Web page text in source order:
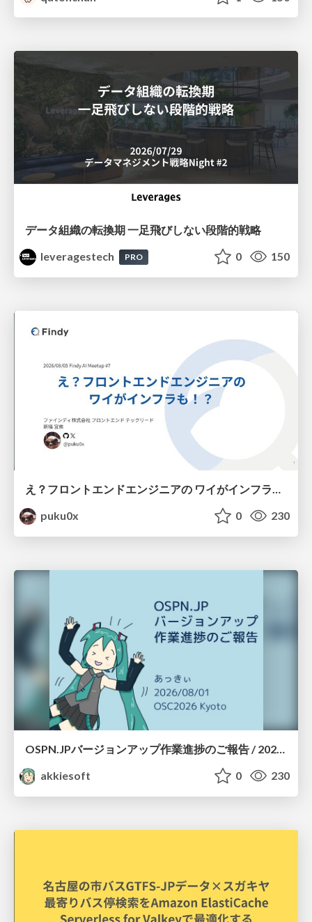
データ組織の転換期 一足飛びしない段階的戦略
leveragestech
PRO 0 150
え？フロントエンドエンジニアの ワイがインフラも！？
puku0x
0 230
akkiesoft
0 230